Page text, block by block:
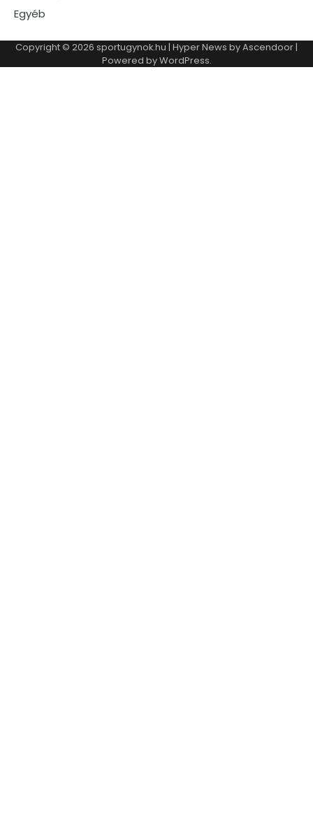
Egyéb
Copyright © 2026 sportugynok.hu | Hyper News byAscendoor |
Powered byWordPress.